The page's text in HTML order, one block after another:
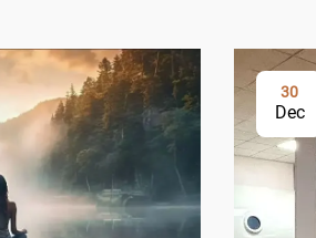
30
Dec